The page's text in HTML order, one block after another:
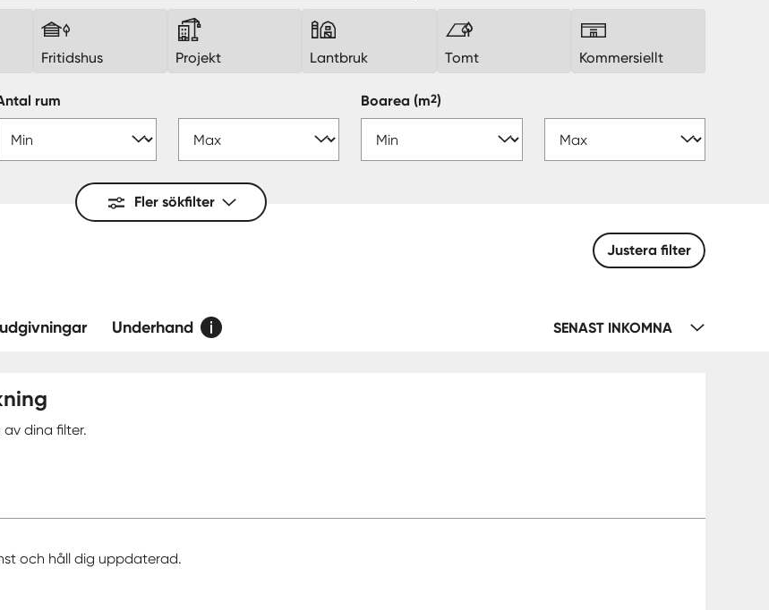
Fritidshus Projekt Lantbruk Tomt Kommersiellt
rum Boarea(m2)
Fler sökfilter
Justera filter
Underhand SENAST INKOMNA
dina filter.
och håll dig uppdaterad.